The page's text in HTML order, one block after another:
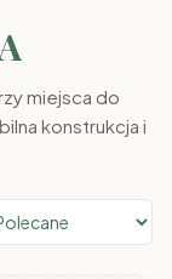
miejsca do
konstrukcja i